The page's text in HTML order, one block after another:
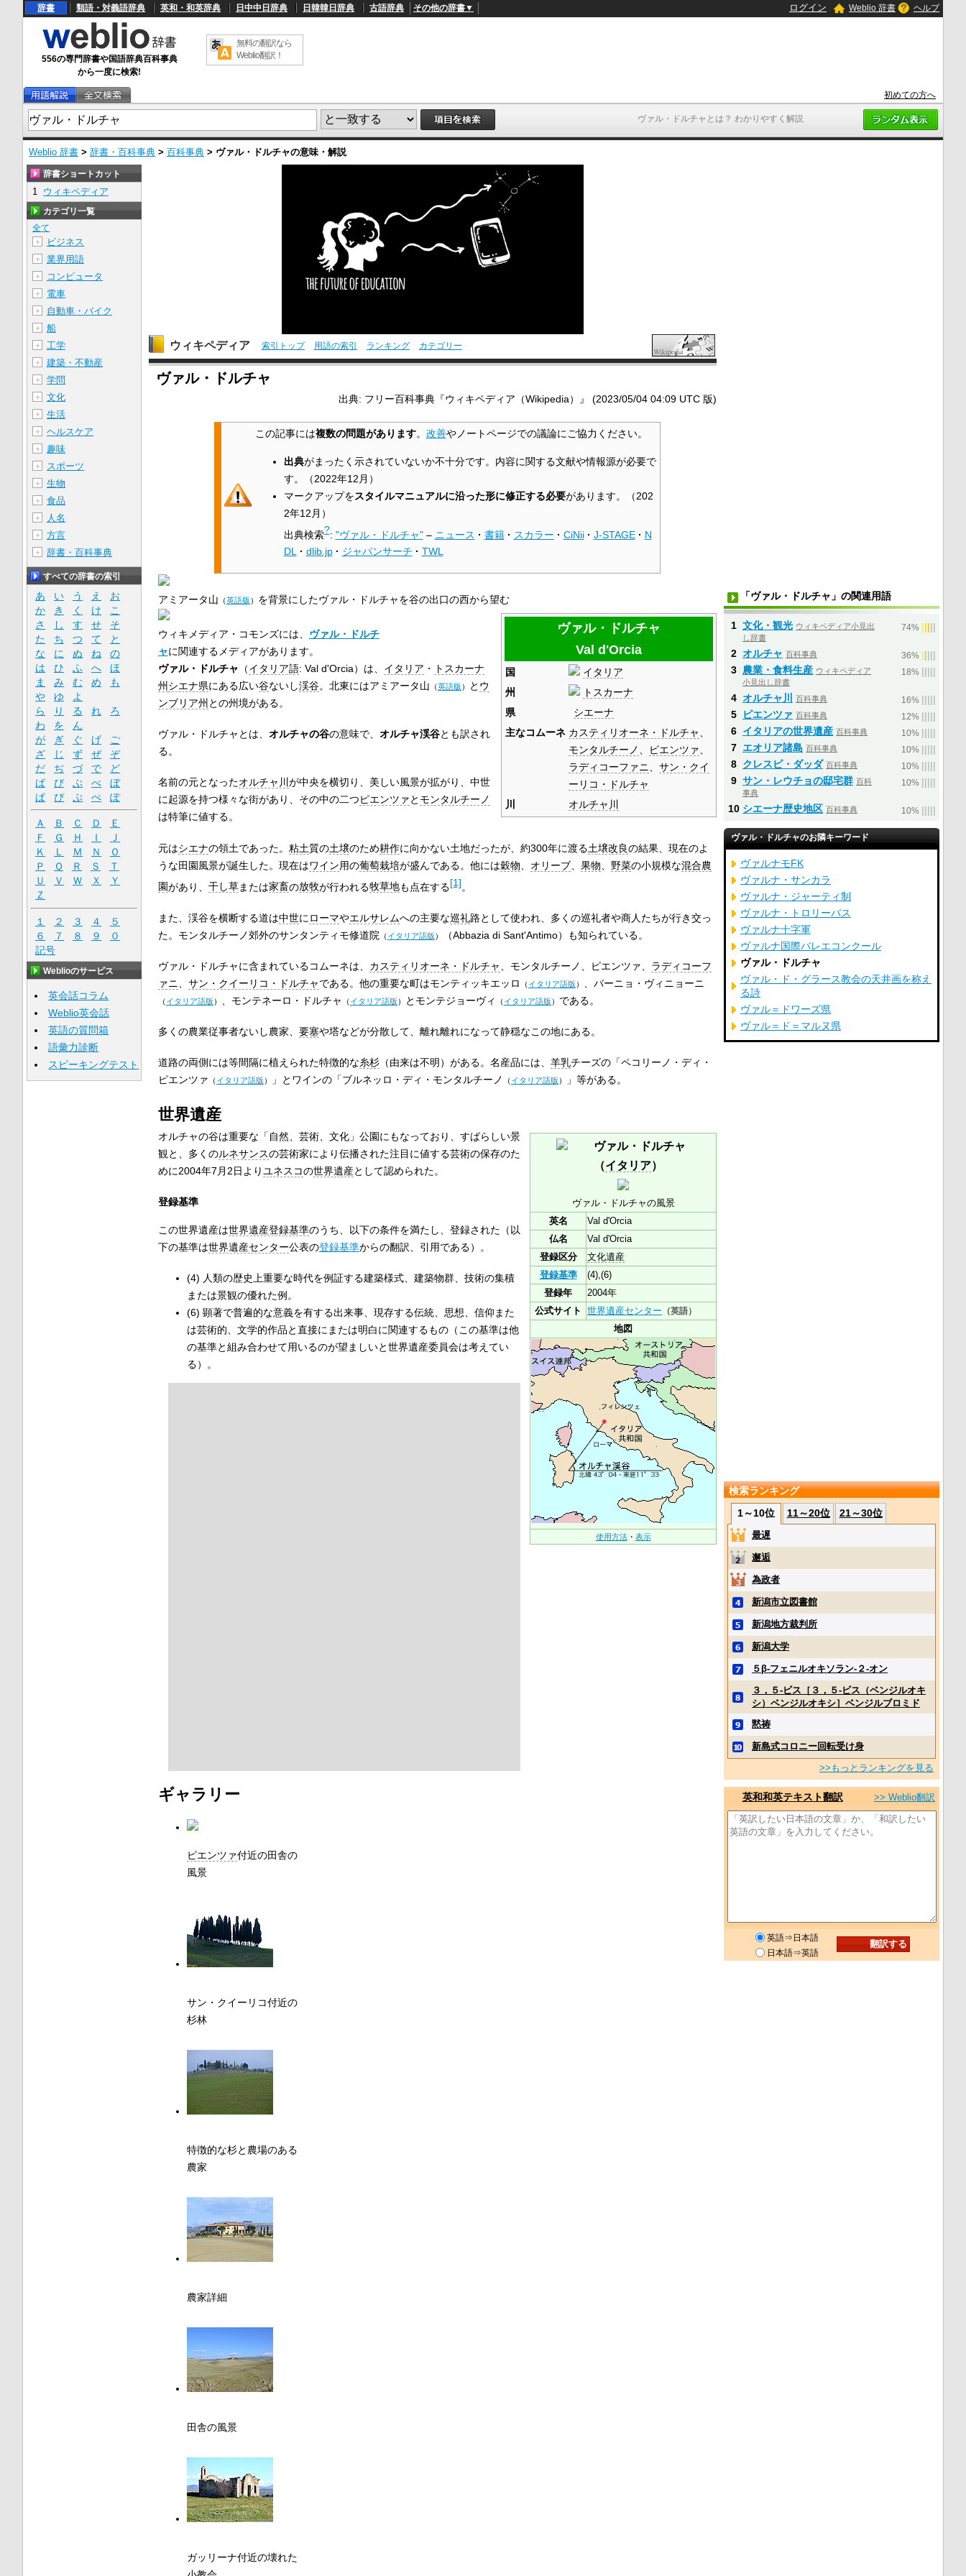
ヴァル・ドルチャとは？ わかりやすく解説
辞書 類語・対義語辞典 英和・和英辞典 日中中日辞典 日韓韓日辞典 古語辞典 その他の辞書▼ ログイン Weblio 辞書 ヘルプ
556の専門辞書や国語辞典百科事典
から一度に検索!
無料の翻訳なら
Weblio翻訳！
初めての方へ
Weblio 辞書 > 辞書・百科事典 > 百科事典 > ヴァル・ドルチャの意味・解説
ウィキペディア 索引トップ 用語の索引 ランキング カテゴリー
ヴァル・ドルチャ
出典: フリー百科事典『ウィキペディア（Wikipedia）』 (2023/05/04 04:09 UTC 版)
この記事には複数の問題があります。 改善やノートページでの議論にご協力ください。
出典がまったく示されていないか不十分です。内容に関する文献や情報源が必要で
す。
（2022年12月 ）
マークアップをスタイルマニュアルに沿った形に修正する必要があります。 （202
2年12月 ）
出典検索?: "ヴァル・ドルチャ"– ニュース · 書籍 · スカラー · CiNii · J-STAGE · N
DL · dlib.jp · ジャパンサーチ · TWL
アミアータ山 （英語版） を背景にしたヴァル・ドルチャを谷の出口の西から望む
ヴァル・ドルチャ
Val d'Orcia
国
イタリア
州
トスカーナ
県
シエーナ
主なコムーネ カスティリオーネ・ドルチャ、
モンタルチーノ 、 ピエンツァ、
ラディコーファニ、 サン・クイ
ーリコ・ドルチャ
川
オルチャ川
ウィキメディア・コモンズには、 ヴァル・ドルチ
ャに関連するメディアがあります。
ヴァル・ドルチャ （イタリア語: Val d'Orcia）は、 イタリア ・
トスカーナ
州 シエナ県にある広い谷ないし渓谷。北東にはアミアータ山 （英語版） と ウ
ンブリア州 との州境がある。
ヴァル・ドルチャとは、 オルチャの谷の意味で、 オルチャ渓谷とも訳され
る。
名前の元となったオルチャ川 が中央を横切り、美しい風景が拡がり、中世
に起源を持つ様々な街があり、その中の二つピエンツァと モンタルチーノ
は特筆に値する。
元はシエナの領土であった。 粘土質の土壌のため耕作に向かない土地だったが、約300年に渡る土壌改良の結果、現在のよ
うな田園風景が誕生した。現在はワイン用の葡萄栽培が盛んである。他には穀物 オリーブ、 果物 野菜の小規模な混合農
園があり、 干し草または家畜の放牧が行われる牧草地も点在する[1]。
また、渓谷を横断する道は中世に ローマやエルサレムへの主要な巡礼路として使われ、多くの巡礼者や商人たちが行き交っ
た。モンタルチーノ郊外のサンタンティモ修道院 （イタリア語版） （Abbazia di Sant'Antimo）も知られている。
ヴァル・ドルチャに含まれているコムーネは、 カスティリオーネ・ドルチャ 、モンタルチーノ、ピエンツァ、 ラディコーフ
ァニ
サン・クイーリコ・ドルチャである。他の重要な町はモンティッキエッロ （イタリア語版） バーニョ・ヴィニョーニ
（イタリア語版） モンテネーロ・ドルチャ （イタリア語版） と モンテジョーヴィ （イタリア語版） である。
多くの農業従事者ないし農家、 要塞や塔などが分散して、離れ離れになって静穏なこの地にある。
道路の両側には等間隔に植えられた特徴的な糸杉（由来は不明）がある。名産品には、 羊乳チーズの「ペコリーノ・ディ・
ピエンツァ （イタリア語版） 」とワインの「ブルネッロ・ディ・モンタルチーノ （イタリア語版） 」等がある。
世界遺産
ヴァル・ドルチャ
（イタリア）
ヴァル・ドルチャの風景
英名
Val d'Orcia
仏名
Val d'Orcia
登録区分
文化遺産
登録基準
(4),(6)
登録年
2004年
公式サイト
世界遺産センター （英語）
地図
使用方法・ 表示
オルチャの谷は重要な「自然、芸術、文化」公園にもなっており、すばらしい景
観と、多くのルネサンスの芸術家により伝播された注目に値する芸術の保存のた
めに2004年7月2日よりユネスコの世界遺産として認められた。
登録基準
この世界遺産は世界遺産登録基準のうち、以下の条件を満たし、登録された（以
下の基準は世界遺産センター公表の登録基準からの翻訳、引用である）。
(4) 人類の歴史上重要な時代を例証する建築様式、建築物群、技術の集積
または景観の優れた例。
(6) 顕著で普遍的な意義を有する出来事、現存する伝統、思想、信仰また
は芸術的、文学的作品と直接にまたは明白に関連するもの（この基準は他
の基準と組み合わせて用いるのが望ましいと世界遺産委員会は考えてい
る）。
ギャラリー
ピエンツァ付近の田舎の
風景
サン・クイーリコ付近の
杉林
特徴的な杉と農場のある
農家
農家詳細
田舎の風景
ガッリーナ付近の壊れた
辞書ショートカット
1 ウィキペディア
カテゴリ一覧
全て
＋
ビジネス
＋ 業界用語
＋ コンピュータ
＋ 電車
＋ 自動車・バイク
＋ 船
＋ 工学
＋ 建築・不動産
＋ 学問
＋ 文化
＋ 生活
＋ ヘルスケア
＋ 趣味
＋ スポーツ
＋ 生物
＋ 食品
＋ 人名
＋ 方言
＋ 辞書・百科事典
すべての辞書の索引
あ い う え
お
か
き く け
こ
さ
し す せ
そ
た
ち つ て
と
な
に ぬ ね
の
は
ひ ふ へ
ほ
ま
み む め
も
や
ゆ
よ
ら
り る れ
ろ
わ
を
ん
が
ぎ ぐ げ
ご
ざ
じ ず ぜ
ぞ
だ
ぢ づ で
ど
ば
び ぶ べ
ぼ
ぱ
ぴ ぷ ぺ ぽ
Ａ Ｂ Ｃ Ｄ
Ｅ
Ｆ
Ｇ Ｈ Ｉ
Ｊ
Ｋ
Ｌ Ｍ Ｎ
Ｏ
Ｐ
Ｑ Ｒ Ｓ
Ｔ
Ｕ
Ｖ Ｗ Ｘ
Ｙ
Ｚ
１ ２ ３ ４
５
６
７ ８ ９
０
記号
Weblioのサービス
英会話コラム
Weblio英会話
英語の質問箱
語彙力診断
スピーキングテスト
「ヴァル・ドルチャ」の関連用語
1 文化・観光 ウィキペディア小見出
し辞書
74%
2 オルチャ 百科事典 36%
3 農業・食料生産 ウィキペディア
小見出し辞書
18%
4 オルチャ川 百科事典 16%
5 ピエンツァ 百科事典 12%
6 イタリアの世界遺産 百科事典 10%
7 エオリア諸島 百科事典 10%
8 クレスピ・ダッダ 百科事典 10%
9 サン・レウチョの邸宅群 百科
事典
10%
10 シエーナ歴史地区 百科事典 10%
ヴァル・ドルチャのお隣キーワード
ヴァルナモFK
ヴァルナ・サンカラ
ヴァルナ・ジャーティ制
ヴァルナ・トロリーバス
ヴァルナ十字軍
ヴァルナ国際バレエコンクール
ヴァル・ドルチャ
ヴァル・ド・グラース教会の天井画を称え
る詩
ヴァル＝ドワーズ県
ヴァル＝ド＝マルヌ県
検索ランキング
1～10位
11～20位 21～30位
最遅
邂逅
為政者
新潟市立図書館
新潟地方裁判所
新潟大学
５β‐フェニルオキソラン‐２‐オン
３，５‐ビス［３，５‐ビス（ベンジルオキ
シ）ベンジルオキシ］ベンジルブロミド
黙祷
新島式コロニー回転受け身
>>もっとランキングを見る
英和和英テキスト翻訳 >> Weblio翻訳
英語⇒日本語
日本語⇒英語